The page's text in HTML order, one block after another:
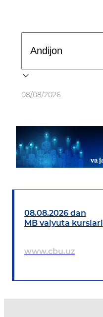
08/08/2026
08.08.2026 dan
MB valyuta kurslari
www.cbu.uz